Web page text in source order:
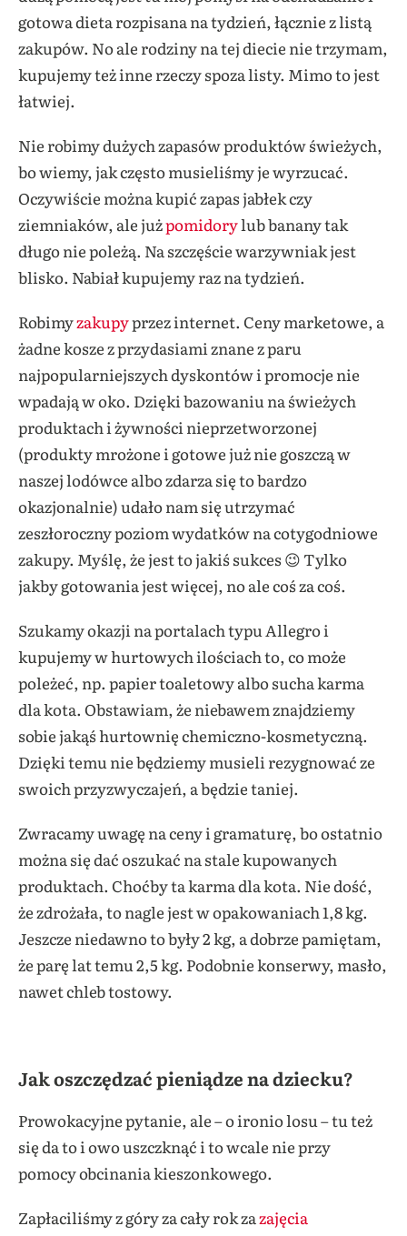
gotowa dieta rozpisana na tydzień, łącznie z listą
zakupów. No ale rodziny na tej diecie nie trzymam,
kupujemy też inne rzeczy spoza listy. Mimo to jest
łatwiej.
Nie robimy dużych zapasów produktów świeżych,
bo wiemy, jak często musieliśmy je wyrzucać.
Oczywiście można kupić zapas jabłek czy
ziemniaków, ale jużpomidorylub banany tak
długo nie poleżą. Na szczęście warzywniak jest
blisko. Nabiał kupujemy raz na tydzień.
Robimyzakupyprzez internet. Ceny marketowe, a
żadne kosze z przydasiami znane z paru
najpopularniejszych dyskontów i promocje nie
wpadają w oko. Dzięki bazowaniu na świeżych
produktach i żywności nieprzetworzonej
(produkty mrożone i gotowe już nie goszczą w
naszej lodówce albo zdarza się to bardzo
okazjonalnie) udało nam się utrzymać
zeszłoroczny poziom wydatków na cotygodniowe
zakupy. Myślę, że jest to jakiś sukces 😉 Tylko
jakby gotowania jest więcej, no ale coś za coś.
Szukamy okazji na portalach typu Allegro i
kupujemy w hurtowych ilościach to, co może
poleżeć, np. papier toaletowy albo sucha karma
dla kota. Obstawiam, że niebawem znajdziemy
sobie jakąś hurtownię chemiczno-kosmetyczną.
Dzięki temu nie będziemy musieli rezygnować ze
swoich przyzwyczajeń, a będzie taniej.
Zwracamy uwagę na ceny i gramaturę, bo ostatnio
można się dać oszukać na stale kupowanych
produktach. Choćby ta karma dla kota. Nie dość,
że zdrożała, to nagle jest w opakowaniach 1,8 kg.
Jeszcze niedawno to były 2 kg, a dobrze pamiętam,
że parę lat temu 2,5 kg. Podobnie konserwy, masło,
nawet chleb tostowy.
Jak oszczędzać pieniądze na dziecku?
Prowokacyjne pytanie, ale – o ironio losu – tu też
się da to i owo uszczknąć i to wcale nie przy
pomocy obcinania kieszonkowego.
Zapłaciliśmy z góry za cały rok zazajęcia